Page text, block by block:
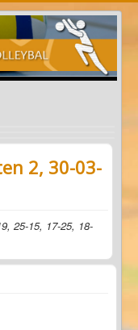
30-03-2022
2, 30-03-
25-15, 17-25, 18-